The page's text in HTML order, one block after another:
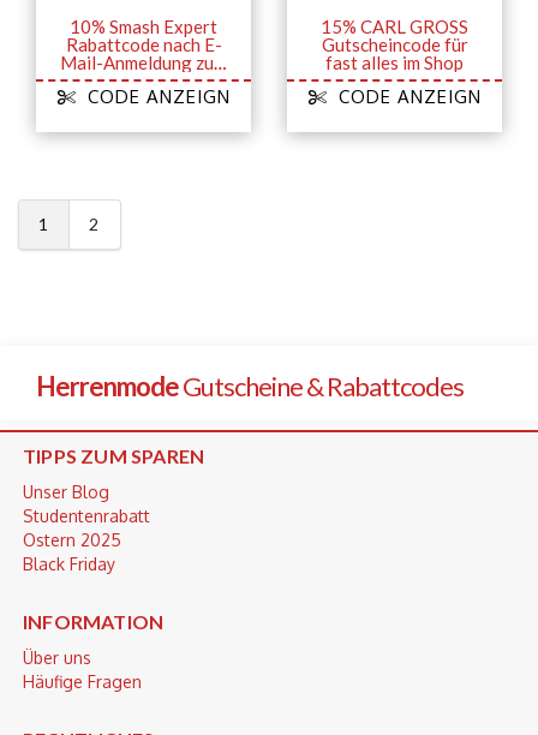
HerrenmodeGutscheine & Rabattcodes
10% Smash Expert
Rabattcode nach E-
Mail-Anmeldung zum
Newsletter
CODE ANZEIGN
15% CARL GROSS
Gutscheincode für
fast alles im Shop
CODE ANZEIGN
1 2
TIPPS ZUM SPAREN
Unser Blog
Studentenrabatt
Ostern 2025
Black Friday
INFORMATION
Über uns
Häufige Fragen